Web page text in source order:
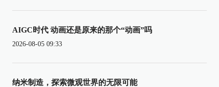
AIGC时代 动画还是原来的那个“动画”吗
2026-08-05 09:33
纳米制造，探索微观世界的无限可能